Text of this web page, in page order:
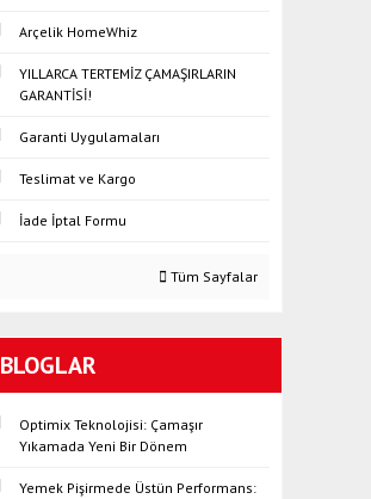
Arçelik HomeWhiz
YILLARCA TERTEMİZ ÇAMAŞIRLARIN
GARANTİSİ!
Garanti Uygulamaları
Teslimat ve Kargo
İade İptal Formu
Tüm Sayfalar
BLOGLAR
Optimix Teknolojisi: Çamaşır
Yıkamada Yeni Bir Dönem
Yemek Pişirmede Üstün Performans: